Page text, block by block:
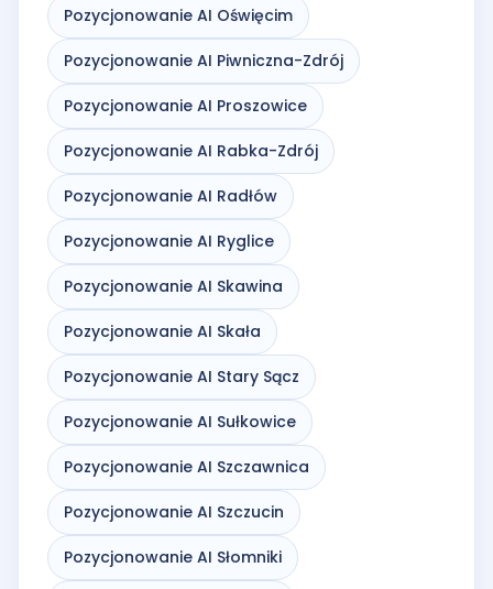
Pozycjonowanie AI Oświęcim
Pozycjonowanie AI Piwniczna-Zdrój
Pozycjonowanie AI Proszowice
Pozycjonowanie AI Rabka-Zdrój
Pozycjonowanie AI Radłów
Pozycjonowanie AI Ryglice
Pozycjonowanie AI Skawina
Pozycjonowanie AI Skała
Pozycjonowanie AI Stary Sącz
Pozycjonowanie AI Sułkowice
Pozycjonowanie AI Szczawnica
Pozycjonowanie AI Szczucin
Pozycjonowanie AI Słomniki